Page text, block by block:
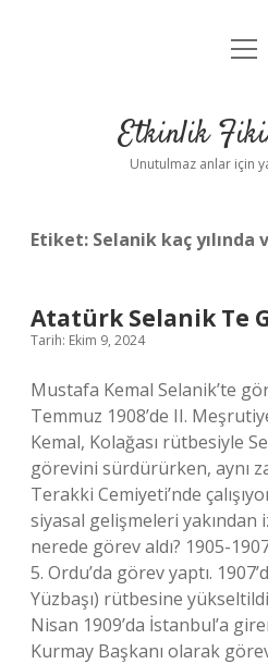
Yasal
Etkinlik
Unutulmaz anlar için
Etiket: Selanik kaç yılında
Atatürk Selanik Te
Tarih: Ekim 9, 2024
Mustafa Kemal Selanik’te
Temmuz 1908’de II.
Kemal, Kolağası rütbesiyle
görevini sürdürürken, aynı
Terakki Cemiyeti’nde
siyasal gelişmeleri
nerede görev aldı? 1905-
5. Ordu’da görev yaptı.
Yüzbaşı) rütbesine
Nisan 1909’da İstanbul’a
Kurmay Başkanı olarak